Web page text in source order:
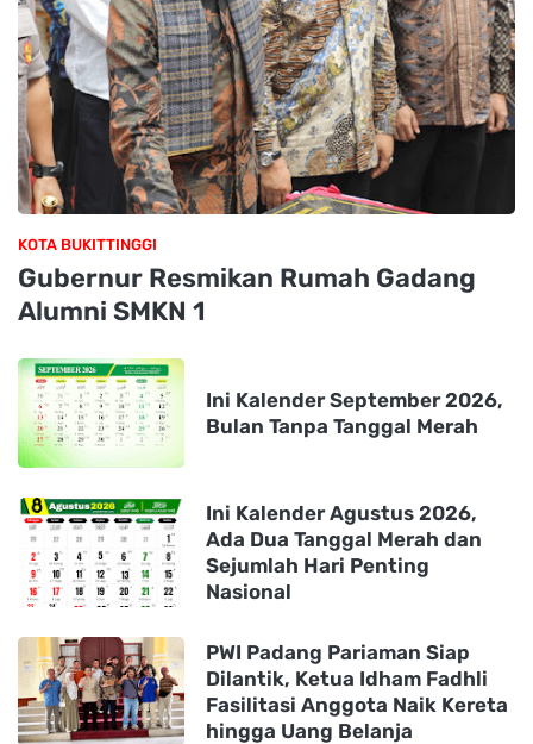
KOTA BUKITTINGGI
Gubernur Resmikan Rumah Gadang
Alumni SMKN 1
Ini Kalender September 2026,
Bulan Tanpa Tanggal Merah
Ini Kalender Agustus 2026,
Ada Dua Tanggal Merah dan
Sejumlah Hari Penting
Nasional
PWI Padang Pariaman Siap
Dilantik, Ketua Idham Fadhli
Fasilitasi Anggota Naik Kereta
hingga Uang Belanja